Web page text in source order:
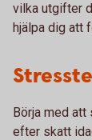
vilka utgifter
hjälpa dig att
Börja med
efter skatt